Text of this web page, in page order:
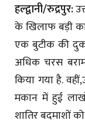
हल्द्वानी/रुद्रपुर:
के खिलाफ बड़ी
एक बुटीक की
अधिक चरस
किया गया है.
मकान में हुई
शातिर बदमाशों